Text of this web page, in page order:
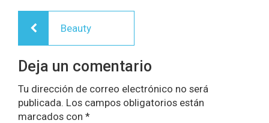
Navegación
de
entradas
Beauty
Deja un comentario
Tu dirección de correo electrónico no será
publicada. Los campos obligatorios están
marcados con *